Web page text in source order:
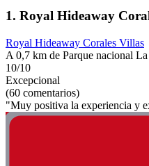
1. Royal Hideaway
Royal Hideaway Corales Villas
A 0,7 km de Parque nacional La
10/10
Excepcional
(60 comentarios)
"Muy positiva la experiencia y